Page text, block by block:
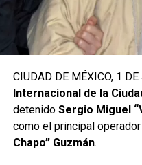
CIUDAD DE MÉXICO, 1
Internacional de la
detenido Sergio Miguel
como el principal
Chapo” Guzmán.